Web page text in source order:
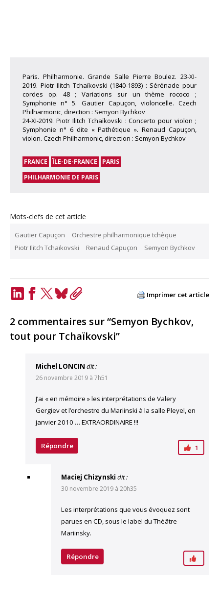
Paris. Philharmonie. Grande Salle Pierre Boulez. 23-XI-
2019. Piotr Ilitch Tchaïkovski (1840-1893) : Sérénade pour
cordes op. 48 ; Variations sur un thème rococo ;
Symphonie n° 5. Gautier Capuçon, violoncelle. Czech
Philharmonic, direction : Semyon Bychkov
24-XI-2019. Piotr Ilitch Tchaïkovski : Concerto pour violon ;
Symphonie n° 6 dite « Pathétique ». Renaud Capuçon,
violon. Czech Philharmonic, direction : Semyon Bychkov
FRANCE ÎLE-DE-FRANCE
PARIS
PHILHARMONIE DE PARIS
Mots-clefs de cet article
Gautier Capuçon
Orchestre philharmonique tchèque
Piotr Ilitch Tchaïkovski
Renaud Capuçon Semyon Bychkov
Link
Imprimer cet article
2 commentaires sur “Semyon Bychkov,
tout pour Tchaïkovski”
Michel LONCIN dit :
26 novembre 2019 à 7h51
J’ai « en mémoire » les interprétations de Valery
Gergiev et l’orchestre du Mariinski à la salle Pleyel, en
janvier 2010 … EXTRAORDINAIRE !!!
1
Répondre
Maciej Chizynski dit :
30 novembre 2019 à 20h35
Les interprétations que vous évoquez sont
parues en CD, sous le label du Théâtre
Mariinsky.
Répondre